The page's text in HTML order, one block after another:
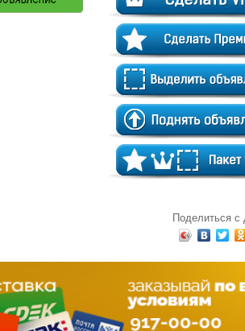
Поделиться с